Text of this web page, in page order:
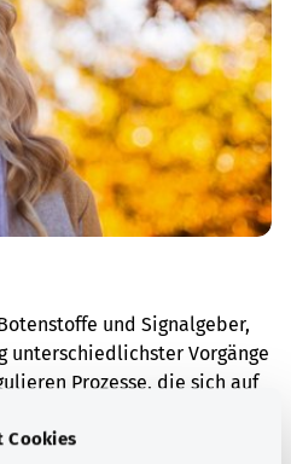
Cookies
und Signalgeber,
unterschiedlichster Vorgänge
Prozesse, die sich auf